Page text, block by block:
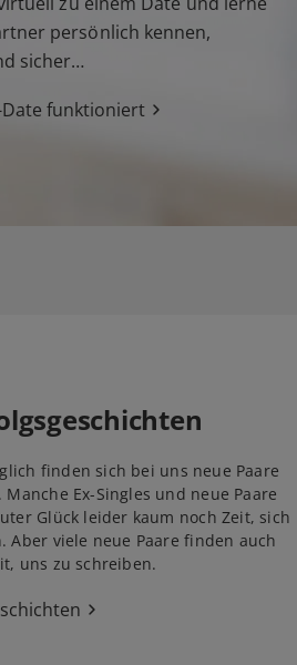
persönlich kennen,
sicher…
funktioniert
finden sich bei uns neue Paare
Ex-Singles und neue Paare
Glück leider kaum noch Zeit, sich
Aber viele neue Paare finden auch
uns zu schreiben.